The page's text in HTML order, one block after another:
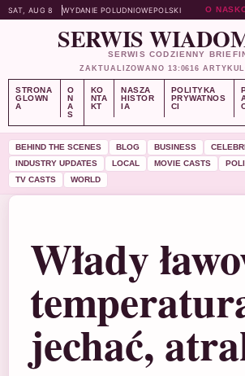
SAT, AUG 8 WYDANIE POLUDNIOWEPOLSKI O NAS
SERWISSERWIS CODZIENNY
ZAKTUALIZOWANO 13:0616
STRONA
GLOWN
A
O
N
A
S
KO
NTA
KT
NASZA
HISTOR
IA
POLITYKA
PRYWATNOS
CI
BEHIND THE SCENES BLOG BUSINESS
INDUSTRY UPDATES
LOCAL MOVIE CASTS
TV CASTS
WORLD
Włady
jechać,